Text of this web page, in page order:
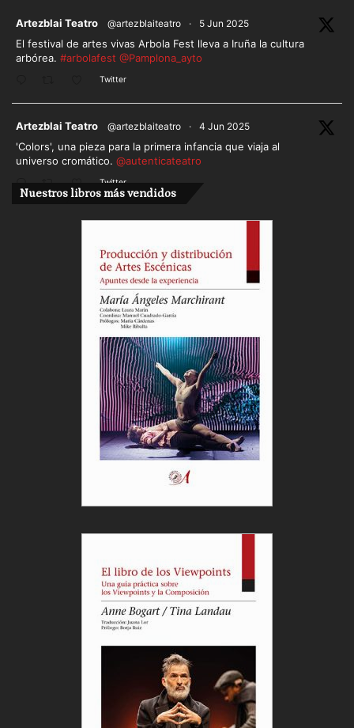
Artezblai Teatro @artezblaiteatro · 5 Jun 2025
El festival de artes vivas Arbola Fest lleva a Iruña la cultura
arbórea. #arbolafest @Pamplona_ayto
Twitter
Artezblai Teatro @artezblaiteatro · 4 Jun 2025
'Colors', una pieza para la primera infancia que viaja al
universo cromático. @autenticateatro
Twitter
Cargar más
Nuestros libros más vendidos